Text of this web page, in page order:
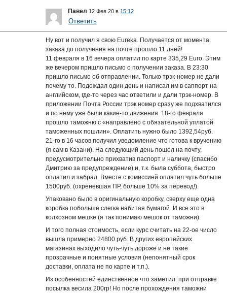
Павел 12 Фев 20 в 15:12
Ответить
Ну вот и получил я свою Eureka. Получается от момента
заказа до получения на почте прошло 11 дней!
11 февраля в 16 вечера оплатил по карте 335,29 Euro. Этим
же вечером пришло письмо о получении заказа. В 23:30
пришло письмо об отправлении. Только трэк-номер не дали
почему то. Подождал один день и написал им в саппорт на
английском, где-то через час ответили и дали трэк-номер. В
приложении Почта России трэк номер сразу же подхватился
и по нему уже были какие-то движения. 18-го февраля
прошло таможню с «направлено с обязательной уплатой
таможенных пошлин». Оплатить нужно было 1392,54руб.
21-го в 16 часов получил уведомление что готова к вручению
(я сам в Казани). На следующий день пошел на почту,
предусмотрительно прихватив паспорт и наличку (спасибо
Дмитрию за предупреждение) и, т.к. была суббота, быстро
оплатил и забрал. Вместе с комиссией оплатил чуть больше
1500руб. (охреневшая ПР, больше 10% за перевод!).
Упаковано было в оригинальную коробку, сверху еще одна
коробка побольше слегка набитая бумагой. И все это в
колхозном мешке (я так понимаю мешок от таможни).
И того полная стоимость, если курс считать на 22-ое число
вышла примерно 24800 руб. В других европейских
магазинах выходило чуть-чуть дороже и не такие
прозрачные и понятные условия (непонятный срок
доставки, оплата не по карте и т.п.).
Из особенностей единственное что заметил: при отправке
посылка весила 200гр! Но после прохождения таможни